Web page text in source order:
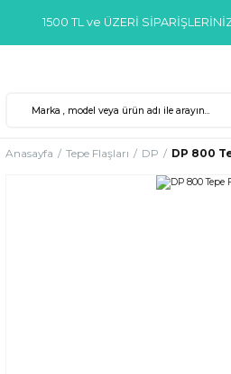
1500 TL ve ÜZERİ
Anasayfa Tepe Flaşları DP DP 800